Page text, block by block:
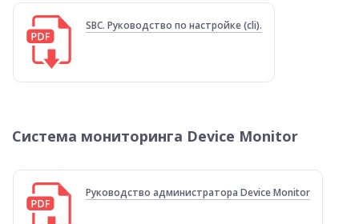
SBC. Руководство по настройке (cli).
Система мониторинга Device Monitor
Руководство администратора Device Monitor